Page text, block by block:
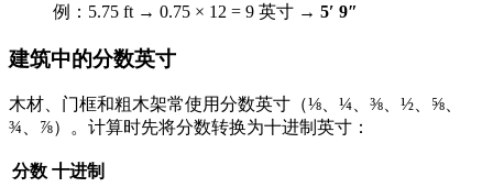
例：5.75 ft → 0.75 × 12 = 9 英寸 → 5′ 9″
建筑中的分数英寸
木材、门框和粗木架常使用分数英寸（⅛、¼、⅜、½、⅝、
¾、⅞）。计算时先将分数转换为十进制英寸：
分数 十进制